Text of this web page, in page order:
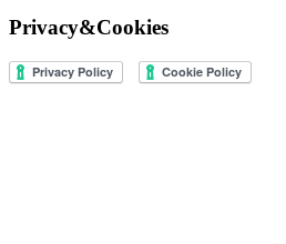
Privacy&Cookies